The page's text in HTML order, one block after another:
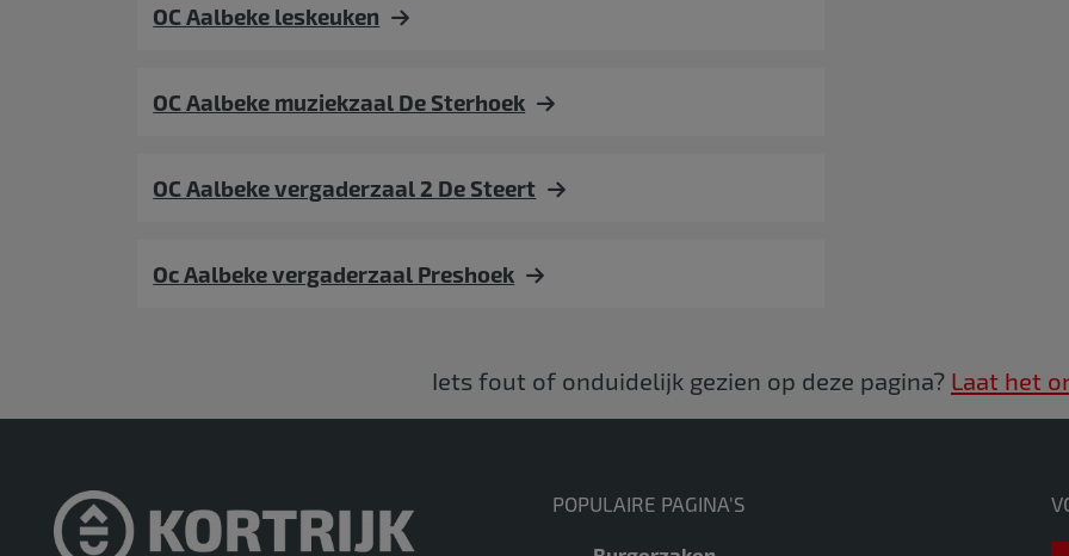
OC Aalbeke leskeuken
OC Aalbeke muziekzaal De Sterhoek
OC Aalbeke vergaderzaal 2 De Steert
Oc Aalbeke vergaderzaal Preshoek
Iets fout of onduidelijk gezien op deze pagina? Laat het
POPULAIRE PAGINA'S